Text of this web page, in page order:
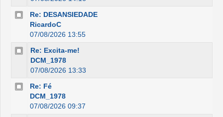
Re: DESANSIEDADE
RicardoC
07/08/2026 13:55
Re: Excita-me!
DCM_1978
07/08/2026 13:33
Re: Fé
DCM_1978
07/08/2026 09:37